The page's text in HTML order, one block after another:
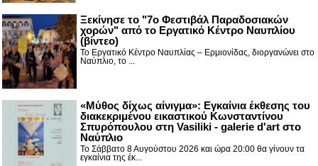
Ξεκίνησε το "7ο Φεστιβάλ Παραδοσιακών
χορών" από το Εργατικό Κέντρο Ναυπλίου
(βίντεο)
Το Εργατικό Κέντρο Ναυπλίας – Ερμιονίδας, διοργανώνει στο
Ναύπλιο, το ...
«Μύθος δίχως αίνιγμα»: Εγκαίνια έκθεσης του
διακεκριμένου εικαστικού Κωνσταντίνου
Σπυρόπουλου στη Vasiliki - galerie d'art στο
Ναύπλιο
Το Σάββατο 8 Αυγούστου 2026 και ώρα 20:00 θα γίνουν τα
εγκαίνια της έκ...